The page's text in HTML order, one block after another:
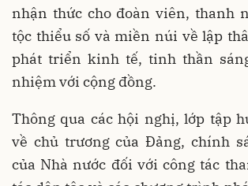
nhận thức cho đoàn viên, thanh
tộc thiểu số và miền núi về lập
phát triển kinh tế, tinh thần
nhiệm với cộng đồng.
Thông qua các hội nghị, lớp tập
về chủ trương của Đảng, chính
của Nhà nước đối với công tác